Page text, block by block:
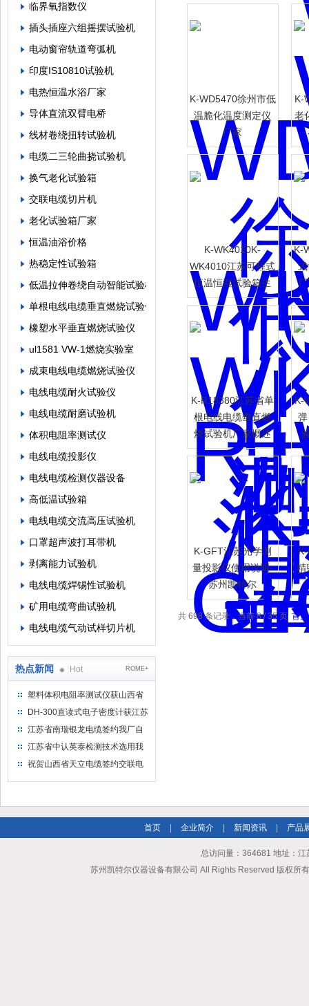
临界氧指数仪
插头插座六组摇摆试验机
电动窗帘轨道弯弧机
印度IS10810试验机
电热恒温水浴厂家
导体直流双臂电桥
线材卷绕扭转试验机
电缆二三轮曲挠试验机
换气老化试验箱
交联电缆切片机
老化试验箱厂家
恒温油浴价格
热稳定性试验箱
低温拉伸卷绕自动智能试验机
单根电线电缆垂直燃烧试验仪
橡塑水平垂直燃烧试验仪
ul1581 VW-1燃烧实验室
成束电线电缆燃烧试验仪
电线电缆耐火试验仪
电线电缆耐磨试验机
体积电阻率测试仪
电线电缆投影仪
电线电缆检测仪器设备
高低温试验箱
电线电缆交流高压试验机
口罩超声波打耳带机
剥离能力试验机
电线电缆焊锡性试验机
矿用电缆弯曲试验机
电线电缆气动试样切片机
热点新闻 Hot ROME+
塑料体积电阻率测试仪获山西省
水利机械厂选用
DH-300直读式电子密度计获江苏
省苏州市安信塑业选用
江苏省南瑞银龙电缆签约我厂自
然换气老化箱等电缆检测设备
江苏省中认英泰检测技术选用我
厂自然换气老化试验箱
祝贺山西省天立电缆签约交联电
K-WD5470徐州市低
温脆化温度测定仪
厂家
K-
老
K-WK4010K-
WK4010江苏可程式
恒温恒湿试验箱生
产厂家
K-
K-R18380江苏省单
根电线电缆垂直燃
烧试验机厂家概述
K-
K-GFT江苏光学测
量投影仪使用说明-
苏州凯特尔
精
共 698 条记录，当前 8 / 35 页 首页
首页 企业简介 新闻资讯 产品
总访问量：364681 地址：
苏州凯特尔仪器设备有限公司 All Rights Reserved 版权所